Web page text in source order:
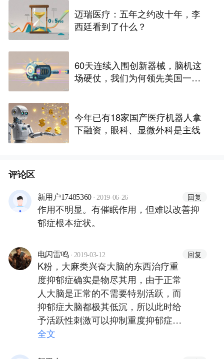
迈瑞医疗：五年之约改十年，李
西廷看到了什么？
60天连续入围创新器械，脑机这
场硬仗，我们为何领先美国一个
今年已有18家国产医疗机器人拿
下融资，眼科、显微外科是主线
评论区
新用户17485360 · 2019-06-26 回复
作用不明显。有催眠作用，但难以改善抑
郁症根本症状。
电闪雷鸣 · 2019-03-12 回复
K粉，大麻类兴奋大脑的东西治疗重
度抑郁症确实是物尽其用，由于正常
人大脑是正常的不需要特别活跃，而
抑郁症大脑都极其低沉，所以此时给
予活跃性刺激可以抑制重度抑郁症的
进一步发展，阻止抑郁症向失常和轻
全文